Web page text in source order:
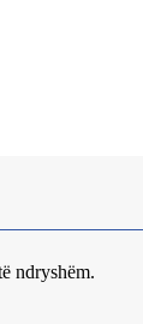
ndryshëm.